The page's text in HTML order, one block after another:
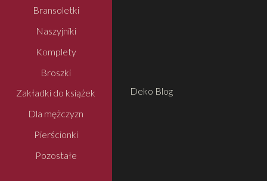
Deko Blog
Bransoletki
Naszyjniki
Komplety
Broszki
Zakładki do książek
Dla mężczyzn
Pierścionki
Pozostałe